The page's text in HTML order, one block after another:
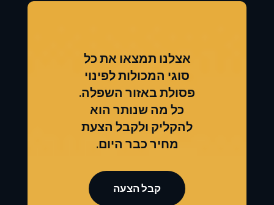
אצלנו תמצאו את כל
סוגי המכולות לפינוי
פסולת באזור השפלה.
כל מה שנותר הוא
להקליק ולקבל הצעת
מחיר כבר היום.
קבל הצעה